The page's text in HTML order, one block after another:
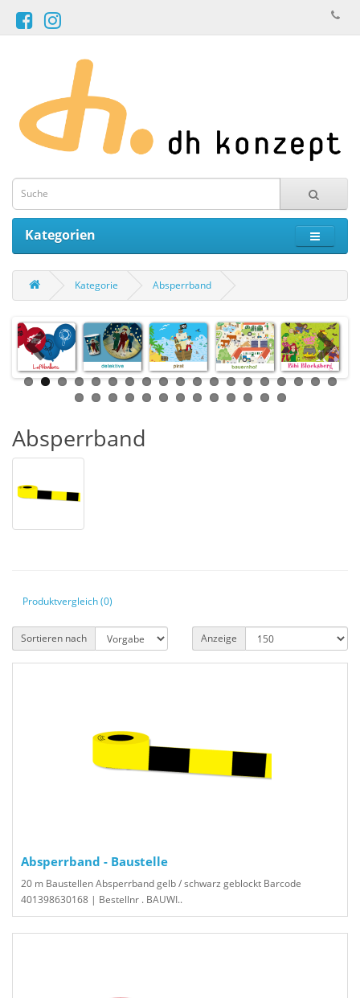
Kategorien
Kategorie Absperrband
Absperrband
Produktvergleich (0)
Sortieren nach Anzeige
Absperrband - Baustelle
20 m Baustellen Absperrband gelb / schwarz geblockt Barcode
401398630168 | Bestellnr . BAUWI..